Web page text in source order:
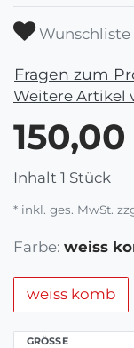
Wunschliste
Fragen zum
Weitere Artikel
Inhalt 1 Stück
* inkl. ges. MwSt.
Farbe: weiss
weiss komb
GRÖSSE